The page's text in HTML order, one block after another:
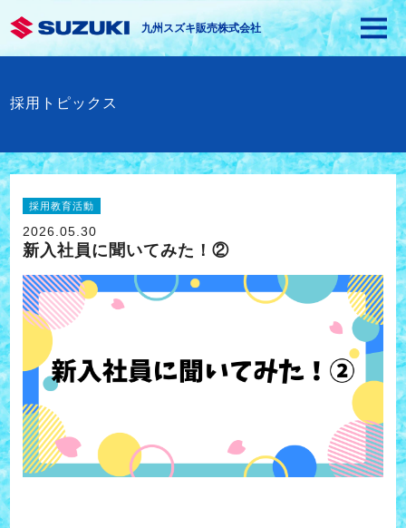
九州スズキ販売株式会社
採用トピックス
採用教育活動
2026.05.30
新入社員に聞いてみた！②